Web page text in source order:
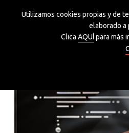
Grupo Spri
Utilizamos cookies propias y de
elaborado a
Clica AQUÍpara más